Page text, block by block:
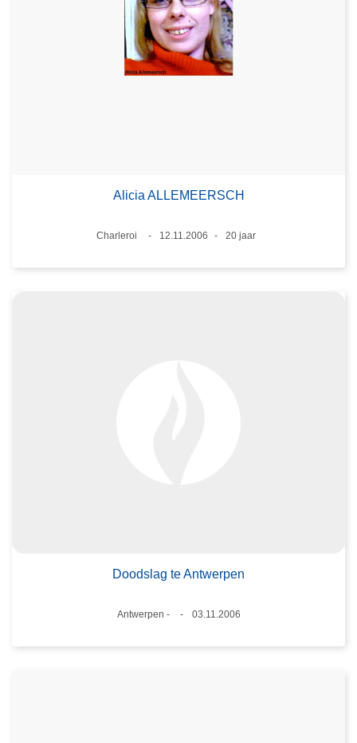
Alicia ALLEMEERSCH
Plaats
Charleroi
12.11.2006
20 jaar
Doodslag te Antwerpen
Plaats
Antwerpen -
03.11.2006